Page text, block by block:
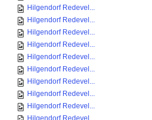
Hilgendorf Redevel...
Hilgendorf Redevel...
Hilgendorf Redevel...
Hilgendorf Redevel...
Hilgendorf Redevel...
Hilgendorf Redevel...
Hilgendorf Redevel...
Hilgendorf Redevel...
Hilgendorf Redevel...
Hilgendorf Redevel...